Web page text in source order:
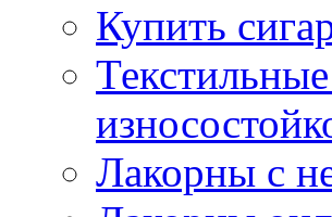
Купить
Лакорны с